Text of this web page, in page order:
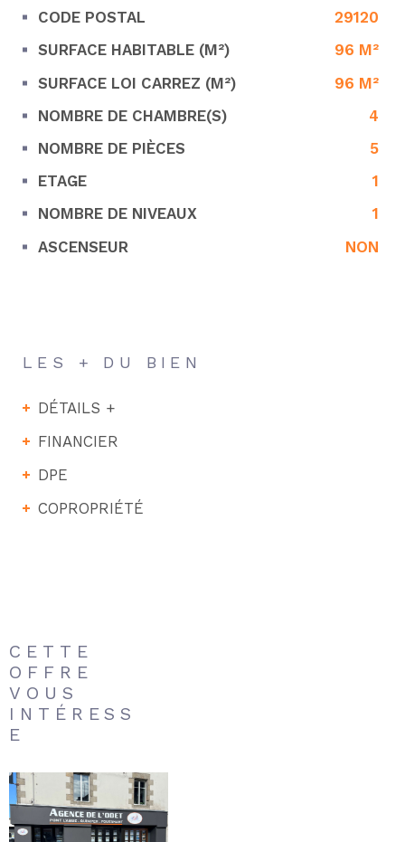
Caractérisque Valeurs
CODE POSTAL
29120
SURFACE HABITABLE (M²)
96 M²
SURFACE LOI CARREZ (M²)
96 M²
NOMBRE DE CHAMBRE(S)
4
NOMBRE DE PIÈCES
5
ETAGE
1
NOMBRE DE NIVEAUX
1
ASCENSEUR
NON
LES + DU BIEN
DÉTAILS +
FINANCIER
DPE
COPROPRIÉTÉ
CETTE
OFFRE
VOUS
INTÉRESS
E